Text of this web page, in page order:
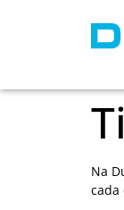
Na
cada